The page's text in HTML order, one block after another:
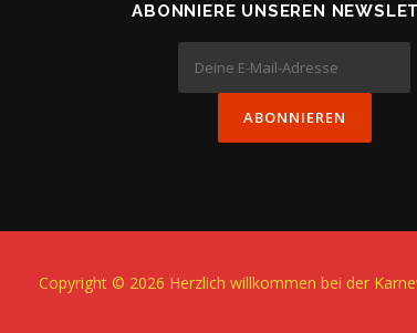
ABONNIERE UNSEREN
Copyright © 2026 Herzlich willkommen bei der